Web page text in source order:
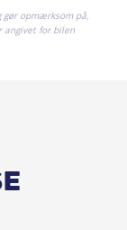
opmærksom på,
angivet for bilen